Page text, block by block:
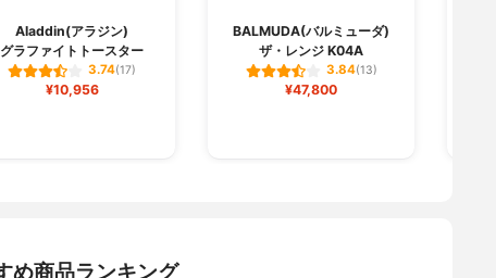
Aladdin(アラジン)
グラファイトトースター
3.74(17)
¥10,956
BALMUDA(バルミューダ)
ザ・レンジ K04A
3.84(13)
¥47,800
め商品ランキング